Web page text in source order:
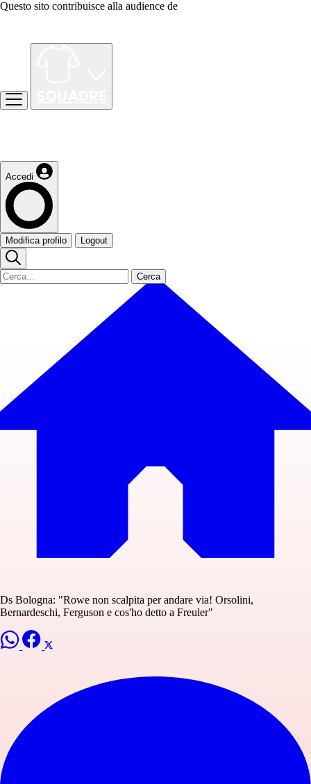
Questo sito contribuisce alla audience de
Accedi
Modifica profilo Logout
Cerca
Ds Bologna: "Rowe non scalpita per andare via! Orsolini,
Bernardeschi, Ferguson e cos'ho detto a Freuler"